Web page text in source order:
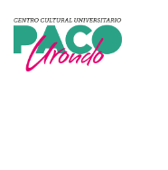
contenido
principal